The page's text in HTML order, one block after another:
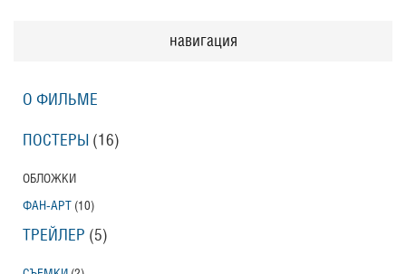
навигация
О ФИЛЬМЕ
ПОСТЕРЫ (16)
ОБЛОЖКИ
ФАН-АРТ (10)
ТРЕЙЛЕР (5)